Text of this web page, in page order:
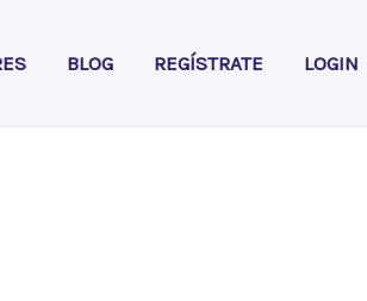
BLOG REGÍSTRATE LOGIN